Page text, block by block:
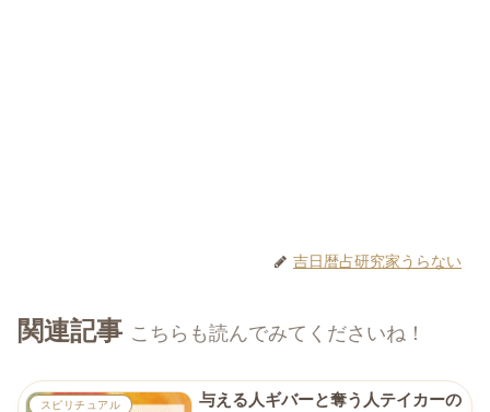
吉日暦占研究家うらない
関連記事 こちらも読んでみてくださいね！
スピリチュアル
与える人ギバーと奪う人テイカーの